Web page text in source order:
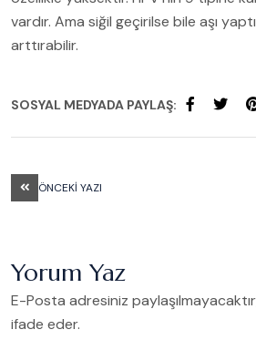
vardır. Ama siğil geçirilse bile aşı
arttırabilir.
SOSYAL MEDYADA PAYLAŞ:
ÖNCEKI YAZI
Yorum Yaz
E-Posta adresiniz
ifade eder.